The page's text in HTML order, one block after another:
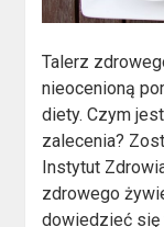
Talerz
nieocenioną
diety. Czym
zalecenia?
Instytut
zdrowego
dowiedzieć się